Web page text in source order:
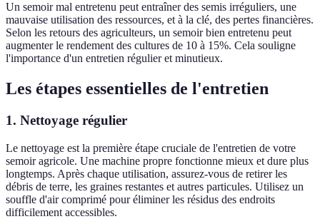
Un semoir mal entretenu peut entraîner des semis irréguliers, une
mauvaise utilisation des ressources, et à la clé, des pertes financières.
Selon les retours des agriculteurs, un semoir bien entretenu peut
augmenter le rendement des cultures de 10 à 15%. Cela souligne
l'importance d'un entretien régulier et minutieux.
Les étapes essentielles de l'entretien
1. Nettoyage régulier
Le nettoyage est la première étape cruciale de l'entretien de votre
semoir agricole. Une machine propre fonctionne mieux et dure plus
longtemps. Après chaque utilisation, assurez-vous de retirer les
débris de terre, les graines restantes et autres particules. Utilisez un
souffle d'air comprimé pour éliminer les résidus des endroits
difficilement accessibles.